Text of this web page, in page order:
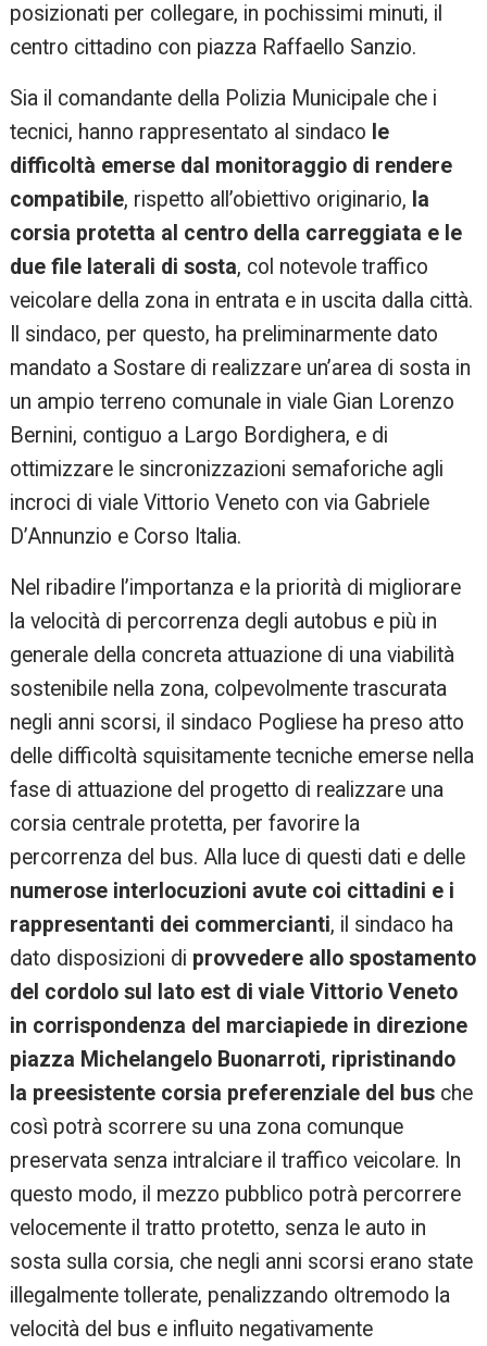
posizionati per collegare, in pochissimi minuti, il
centro cittadino con piazza Raffaello Sanzio.
Sia il comandante della Polizia Municipale che i
tecnici, hanno rappresentato al sindaco le
difficoltà emerse dal monitoraggio di rendere
compatibile, rispetto all’obiettivo originario, la
corsia protetta al centro della carreggiata e le
due file laterali di sosta, col notevole traffico
veicolare della zona in entrata e in uscita dalla città.
Il sindaco, per questo, ha preliminarmente dato
mandato a Sostare di realizzare un’area di sosta in
un ampio terreno comunale in viale Gian Lorenzo
Bernini, contiguo a Largo Bordighera, e di
ottimizzare le sincronizzazioni semaforiche agli
incroci di viale Vittorio Veneto con via Gabriele
D’Annunzio e Corso Italia.
Nel ribadire l’importanza e la priorità di migliorare
la velocità di percorrenza degli autobus e più in
generale della concreta attuazione di una viabilità
sostenibile nella zona, colpevolmente trascurata
negli anni scorsi, il sindaco Pogliese ha preso atto
delle difficoltà squisitamente tecniche emerse nella
fase di attuazione del progetto di realizzare una
corsia centrale protetta, per favorire la
percorrenza del bus. Alla luce di questi dati e delle
numerose interlocuzioni avute coi cittadini e i
rappresentanti dei commercianti, il sindaco ha
dato disposizioni di provvedere allo spostamento
del cordolo sul lato est di viale Vittorio Veneto
in corrispondenza del marciapiede in direzione
piazza Michelangelo Buonarroti, ripristinando
la preesistente corsia preferenziale del bus che
così potrà scorrere su una zona comunque
preservata senza intralciare il traffico veicolare. In
questo modo, il mezzo pubblico potrà percorrere
velocemente il tratto protetto, senza le auto in
sosta sulla corsia, che negli anni scorsi erano state
illegalmente tollerate, penalizzando oltremodo la
velocità del bus e influito negativamente